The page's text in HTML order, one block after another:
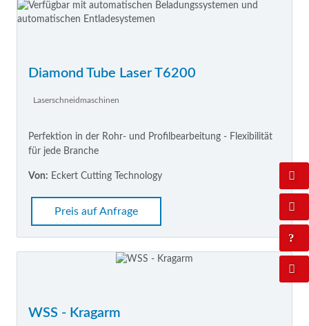
Diamond Tube Laser T6200
Laserschneidmaschinen
Perfektion in der Rohr- und Profilbearbeitung - Flexibilität
für jede Branche
Von: Eckert Cutting Technology
Preis auf Anfrage
WSS - Kragarm